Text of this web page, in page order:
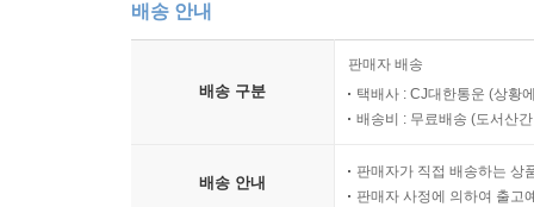
배송 안내
배송 구분
판매자 배송
택배사 : CJ대한통운 (상황
배송비 : 무료배송 (도서산
배송 안내
판매자가 직접 배송하는 상
판매자 사정에 의하여 출고